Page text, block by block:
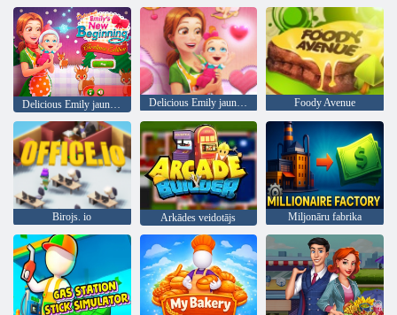
Delicious Emily jauns sākums Valentīna Edition Foody Avenue
Birojs. io Arkādes veidotājs Miljonāru fabrika